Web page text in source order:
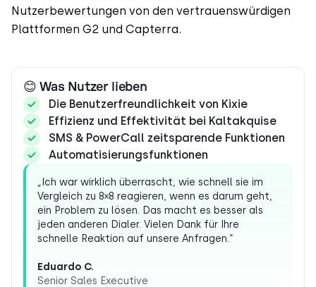
Nutzerbewertungen von den vertrauenswürdigen
Plattformen G2 und Capterra.
😊 Was Nutzer lieben
Die Benutzerfreundlichkeit von Kixie
Effizienz und Effektivität bei Kaltakquise
SMS & PowerCall zeitsparende Funktionen
Automatisierungsfunktionen
„Ich war wirklich überrascht, wie schnell sie im
Vergleich zu 8×8 reagieren, wenn es darum geht,
ein Problem zu lösen. Das macht es besser als
jeden anderen Dialer. Vielen Dank für Ihre
schnelle Reaktion auf unsere Anfragen.“
Eduardo C.
Senior Sales Executive